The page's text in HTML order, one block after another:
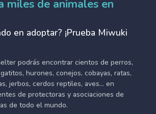
miles de animales en
en adoptar? ¡Prueba Miwuki
podrás encontrar cientos de perros,
hurones, conejos, cobayas, ratas,
jerbos, cerdos reptiles, aves... en
de protectoras y asociaciones de
de todo el mundo.